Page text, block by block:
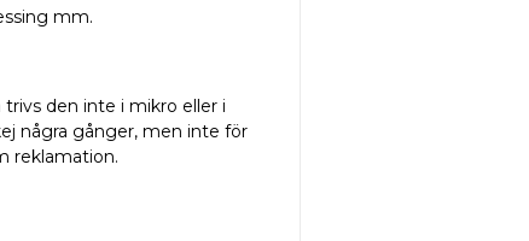
mm.
den inte i mikro eller i
några gånger, men inte för
reklamation.